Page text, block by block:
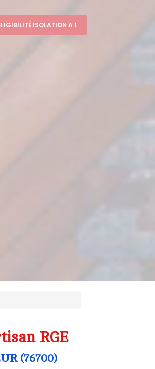
ISOLATION A 1
RGE
(76700)